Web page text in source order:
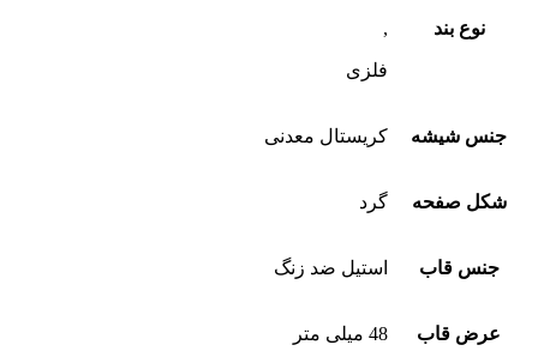
نوع بند
,
فلزی
جنس شیشه کریستال معدنی
شکل صفحه گرد
جنس قاب استیل ضد زنگ
عرض قاب 48 میلی متر